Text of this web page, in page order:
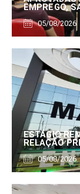
EMPREGO,
05/08/2026
ESTÁGIO
RELAÇÃO
05/08/2026